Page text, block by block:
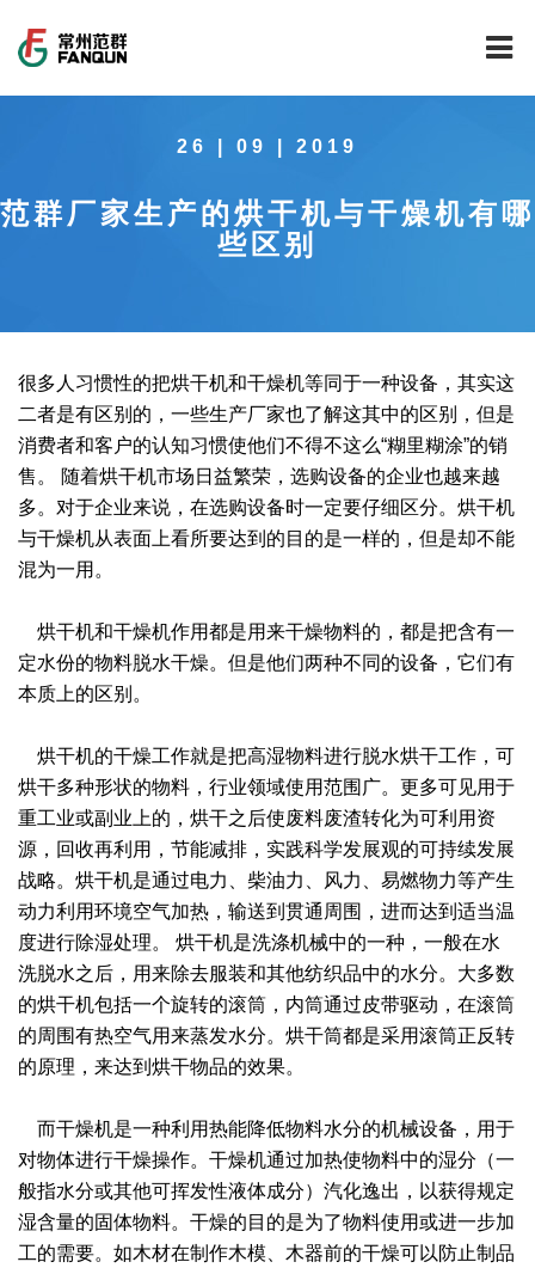
公司介绍
范群文化
公司大事记
回转圆筒干燥焙烧系列
气流干燥系列
喷雾干燥机系列
带式干燥焙烧系列
真空干燥系列
圆盘干燥机系列
载体干燥系列
滚筒干燥系列
沸腾干燥系列
烘箱干燥系列
管束干燥系列
干燥配套装置
制药行业
食品行业
环保行业
化工行业
工程实验室
工程技术中心
质量监督技术中心
新闻中心
范群新闻
行业新闻
技术专栏
服务中心
常见问题
社会责任
全球契约组织成员
公共责任
节能环保
社会责任报告
社会责任
绿色发展
绿色工厂
绿色供应链
人才招聘
联系我们
26 | 09 | 2019
范群厂家生产的烘干机与干燥机有哪
些区别
很多人习惯性的把烘干机和干燥机等同于一种设备，其实这
二者是有区别的，一些生产厂家也了解这其中的区别，但是
消费者和客户的认知习惯使他们不得不这么“糊里糊涂”的销
售。 随着烘干机市场日益繁荣，选购设备的企业也越来越
多。对于企业来说，在选购设备时一定要仔细区分。烘干机
与干燥机从表面上看所要达到的目的是一样的，但是却不能
混为一用。
烘干机和干燥机作用都是用来干燥物料的，都是把含有一
定水份的物料脱水干燥。但是他们两种不同的设备，它们有
本质上的区别。
烘干机的干燥工作就是把高湿物料进行脱水烘干工作，可
烘干多种形状的物料，行业领域使用范围广。更多可见用于
重工业或副业上的，烘干之后使废料废渣转化为可利用资
源，回收再利用，节能减排，实践科学发展观的可持续发展
战略。烘干机是通过电力、柴油力、风力、易燃物力等产生
动力利用环境空气加热，输送到贯通周围，进而达到适当温
度进行除湿处理。 烘干机是洗涤机械中的一种，一般在水
洗脱水之后，用来除去服装和其他纺织品中的水分。大多数
的烘干机包括一个旋转的滚筒，内筒通过皮带驱动，在滚筒
的周围有热空气用来蒸发水分。烘干筒都是采用滚筒正反转
的原理，来达到烘干物品的效果。
而干燥机是一种利用热能降低物料水分的机械设备，用于
对物体进行干燥操作。干燥机通过加热使物料中的湿分（一
般指水分或其他可挥发性液体成分）汽化逸出，以获得规定
湿含量的固体物料。干燥的目的是为了物料使用或进一步加
工的需要。如木材在制作木模、木器前的干燥可以防止制品